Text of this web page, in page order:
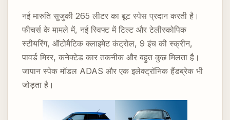
नई मारुति सुजुकी 265 लीटर का बूट स्पेस प्रदान करती है।
फीचर्स के मामले में, नई स्विफ्ट में टिल्ट और टेलीस्कोपिक
स्टीयरिंग, ऑटोमैटिक क्लाइमेट कंट्रोल, 9 इंच की स्क्रीन,
पावर्ड मिरर, कनेक्टेड कार तकनीक और बहुत कुछ मिलता है।
जापान स्पेक मॉडल ADAS और एक इलेक्ट्रॉनिक हैंडब्रेक भी
जोड़ता है।